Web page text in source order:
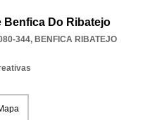
Benfica Do Ribatejo
344, BENFICA RIBATEJO